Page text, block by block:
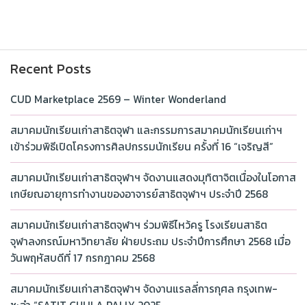
Recent Posts
CUD Marketplace 2569 – Winter Wonderland
สมาคมนักเรียนเก่าสาธิตจุฬา และกรรมการสมาคมนักเรียนเก่าฯ
เข้าร่วมพิธีเปิดโครงการศิลปกรรมนักเรียน ครั้งที่ 16 “เจริญสี”
สมาคมนักเรียนเก่าสาธิตจุฬาฯ จัดงานแสดงมุทิตาจิตเนื่องในโอกาส
เกษียณอายุการทำงานของอาจารย์สาธิตจุฬาฯ ประจำปี 2568
สมาคมนักเรียนเก่าสาธิตจุฬาฯ ร่วมพิธีไหว้ครู โรงเรียนสาธิต
จุฬาลงกรณ์มหาวิทยาลัย ฝ่ายประถม ประจำปีการศึกษา 2568 เมื่อ
วันพฤหัสบดีที่ 17 กรกฎาคม 2568
สมาคมนักเรียนเก่าสาธิตจุฬาฯ จัดงานแรลลี่การกุศล กรุงเทพ-